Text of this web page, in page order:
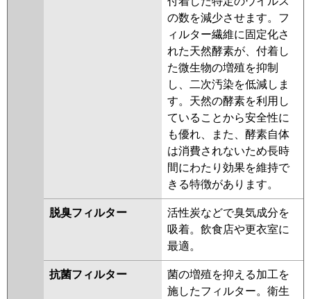
の数を減少させます。フ
ィルター繊維に固定化さ
れた天然酵素が、付着し
た微生物の増殖を抑制
し、二次汚染を低減しま
す。天然の酵素を利用し
ていることから安全性に
も優れ、また、酵素自体
は消費されないため長時
間にわたり効果を維持で
きる特徴があります。
脱臭フィルター
活性炭などで臭気成分を
吸着。飲食店や更衣室に
最適。
抗菌フィルター
菌の増殖を抑える加工を
施したフィルター。衛生